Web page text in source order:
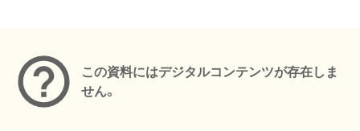
この資料にはデジタルコンテンツが存在しま
せん。